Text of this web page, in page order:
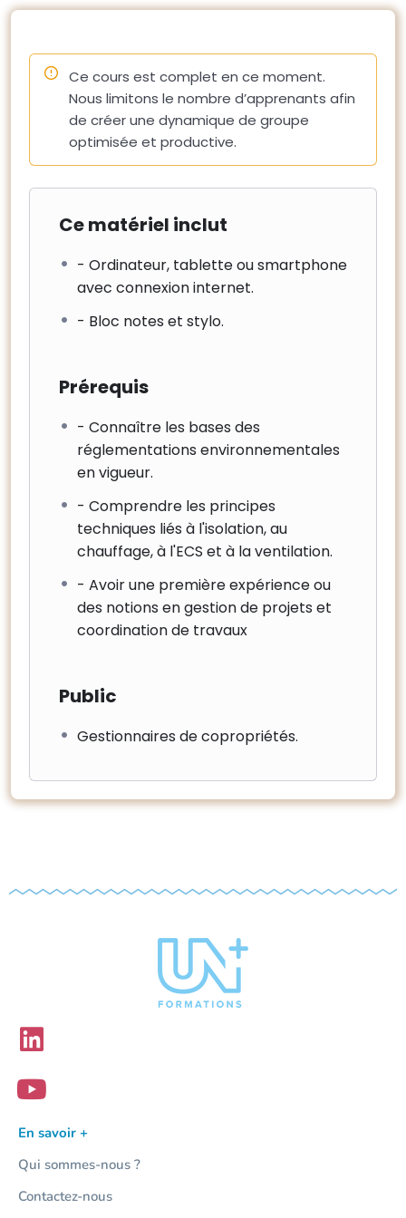
– Les conditions de travail (sécurité, cantonnement).
– La continuité de service, travaux en site occupé et
impacts des travaux sur la négociation des nouveaux
contrats.
– L’information des parties prenantes
Ce cours est complet en ce moment.
Nous limitons le nombre d’apprenants afin
de créer une dynamique de groupe
optimisée et productive.
Ce matériel inclut
- Ordinateur, tablette ou smartphone
avec connexion internet.
- Bloc notes et stylo.
Prérequis
- Connaître les bases des
réglementations environnementales
en vigueur.
- Comprendre les principes
techniques liés à l'isolation, au
chauffage, à l'ECS et à la ventilation.
- Avoir une première expérience ou
des notions en gestion de projets et
coordination de travaux
Public
Gestionnaires de copropriétés.
En savoir +
Qui sommes-nous ?
Contactez-nous